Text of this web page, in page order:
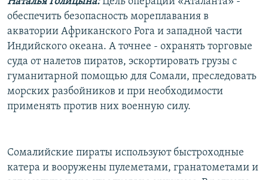
обеспечить безопасность мореплавания в
акватории Африканского Рога и западной части
Индийского океана. А точнее - охранять торговые
суда от налетов пиратов, эскортировать грузы с
гуманитарной помощью для Сомали, преследовать
морских разбойников и при необходимости
применять против них военную силу.
Сомалийские пираты используют быстроходные
катера и вооружены пулеметами, гранатометами и